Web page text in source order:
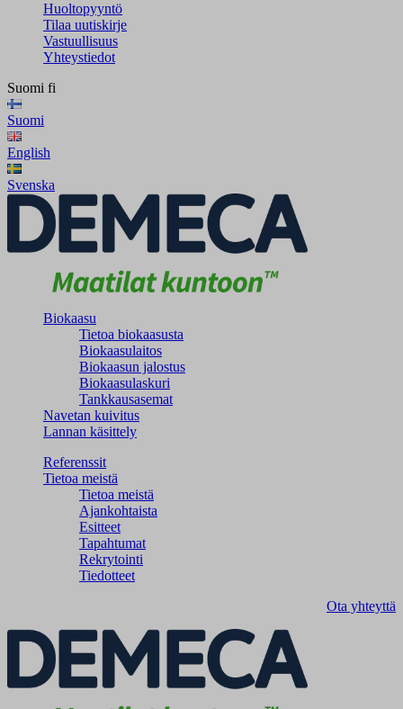
Huoltopyyntö
Tilaa uutiskirje
Vastuullisuus
Yhteystiedot
Suomi fi
Suomi
English
Svenska
Biokaasu
Tietoa biokaasusta
Biokaasulaitos
Biokaasun jalostus
Biokaasulaskuri
Tankkausasemat
Navetan kuivitus
Lannan käsittely
Referenssit
Tietoa meistä
Tietoa meistä
Ajankohtaista
Esitteet
Tapahtumat
Rekrytointi
Tiedotteet
Ota yhteyttä